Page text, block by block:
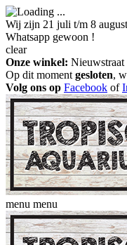
Wij zijn 21 juli t/m 8
Whatsapp gewoon !
clear
Onze winkel:
Op dit moment gesloten,
Volg ons op Facebook of
menu menu